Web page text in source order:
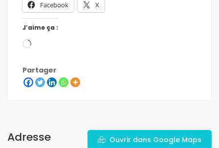
Facebook X
J’aime ça :
Partager
Adresse Ouvrir dans Google Maps